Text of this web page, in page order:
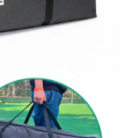
mantém seu tripé